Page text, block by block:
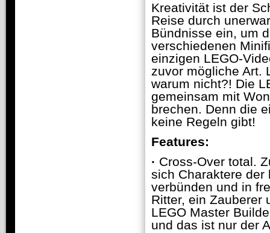
Kreativität ist der
Reise durch
Bündnisse ein, um
verschiedenen
einzigen LEGO-
zuvor mögliche Art.
warum nicht?! Die
gemeinsam mit
brechen. Denn die
keine Regeln gibt!
Features:
· Cross-Over total.
sich Charaktere der
verbünden und in
Ritter, ein Zauberer
LEGO Master
und das ist nur der